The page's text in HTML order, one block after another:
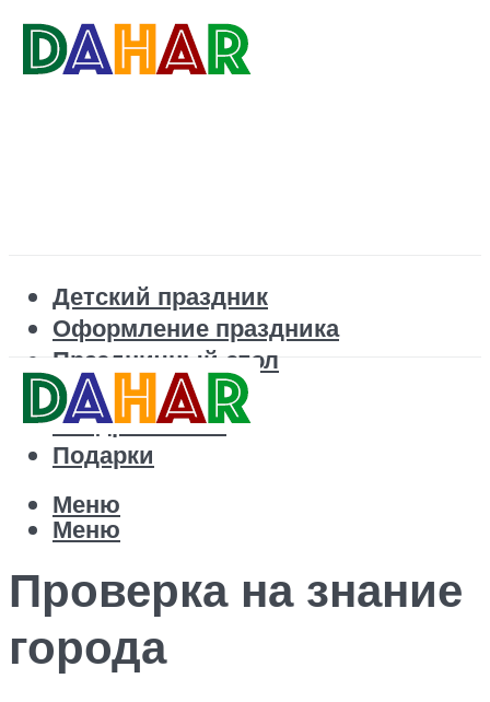
Детский праздник
Оформление праздника
Праздничный стол
Корпоратив
Поздравления
Подарки
Меню
Меню
Проверка на знание
города